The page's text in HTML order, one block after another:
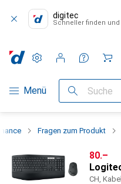
digitec
Schneller finden
Navigation nach Kategorien
Menü Suche
Einstellungen
Kundenkonto
Vergleichslisten
Merklisten
Warenkorb
Fragen zum Produkt
CHF
80.–
CH,